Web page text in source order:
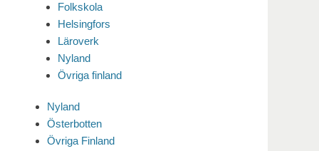
Folkskola
Helsingfors
Läroverk
Nyland
Övriga finland
Nyland
Österbotten
Övriga Finland